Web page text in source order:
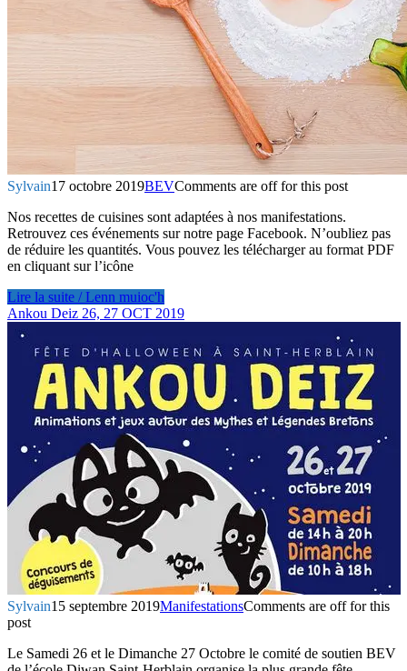
Sylvain17 octobre 2019BEVComments are off for this post
Nos recettes de cuisines sont adaptées à nos manifestations.
Retrouvez ces événements sur notre page Facebook. N’oubliez pas
de réduire les quantités. Vous pouvez les télécharger au format PDF
en cliquant sur l’icône
Lire la suite / Lenn muioc'h
Ankou Deiz 26, 27 OCT 2019
Sylvain15 septembre 2019ManifestationsComments are off for this
post
Le Samedi 26 et le Dimanche 27 Octobre le comité de soutien BEV